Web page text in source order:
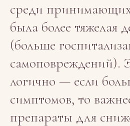
среди
была более тяжелая
(больше
самоповреждений).
логично — если
симптомов, то
препараты для